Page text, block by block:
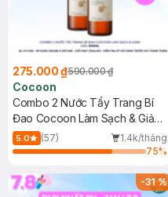
275.000 ₫590.000 ₫
Cocoon
Combo 2 Nước Tẩy Trang Bí
Đao Cocoon Làm Sạch & Giảm
Dầu 500ml
5.0 (57)
1.4k/tháng
75%
-31%